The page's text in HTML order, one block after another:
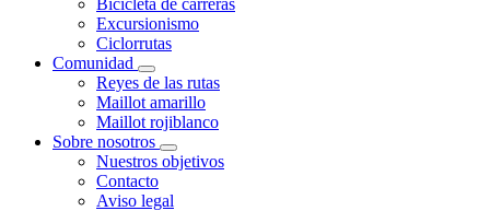
Excursionismo
Ciclorrutas
Comunidad
Reyes de las rutas
Maillot amarillo
Maillot rojiblanco
Sobre nosotros
Nuestros objetivos
Contacto
Aviso legal